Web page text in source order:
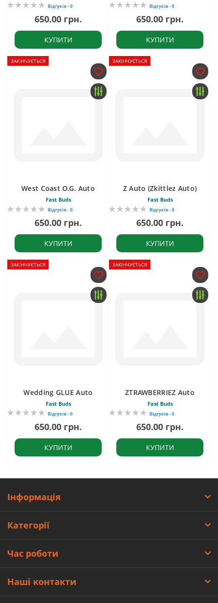
Відгуків - 0
650.00 грн.
КУПИТИ
Відгуків - 0
650.00 грн.
КУПИТИ
ЗАКІНЧУЄТЬСЯ
West Coast O.G. Auto
Fast Buds
Відгуків - 0
650.00 грн.
КУПИТИ
ЗАКІНЧУЄТЬСЯ
Z Auto (Zkittlez Auto)
Fast Buds
Відгуків - 0
650.00 грн.
КУПИТИ
ЗАКІНЧУЄТЬСЯ
Wedding GLUE Auto
Fast Buds
Відгуків - 0
650.00 грн.
КУПИТИ
ЗАКІНЧУЄТЬСЯ
ZTRAWBERRIEZ Auto
Fast Buds
Відгуків - 0
650.00 грн.
КУПИТИ
Інформація
Категорії
Час роботи
Наші контакти